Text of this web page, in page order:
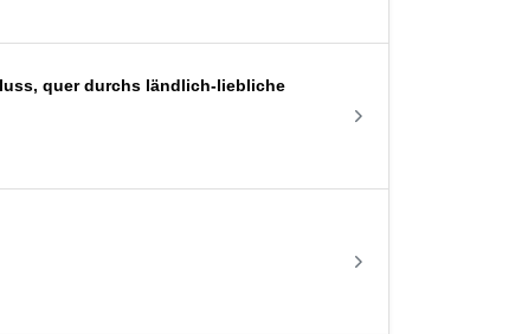
quer durchs ländlich-liebliche